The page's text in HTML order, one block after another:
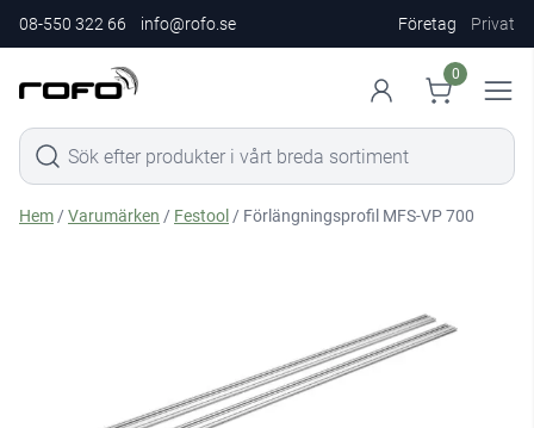
08-550 322 66 info@rofo.se Företag Privat
0
Hem /Varumärken / Festool / Förlängningsprofil MFS-VP 700